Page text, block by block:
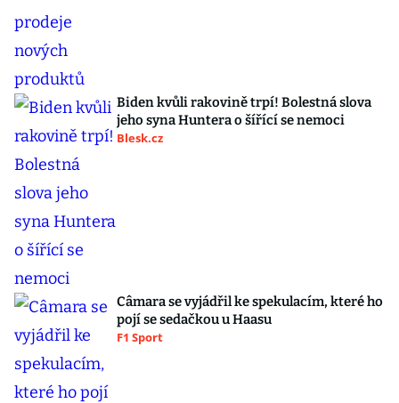
Biden kvůli rakovině trpí! Bolestná slova
jeho syna Huntera o šířící se nemoci
Blesk.cz
Câmara se vyjádřil ke spekulacím, které ho
pojí se sedačkou u Haasu
F1 Sport